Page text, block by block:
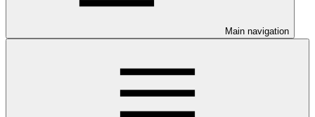
Main navigation